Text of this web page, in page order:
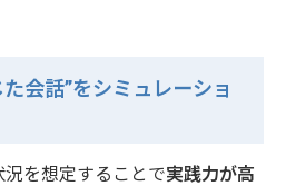
会話”をシミュレーショ
を想定することで実践力が高